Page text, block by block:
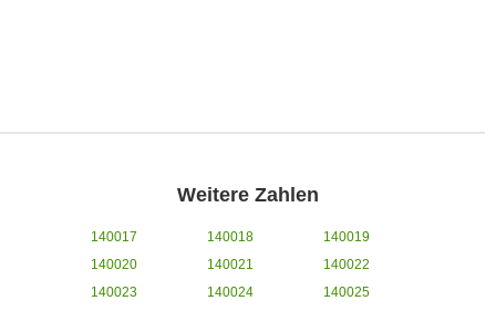
Weitere Zahlen
140017 140018
140019
140020
140021
140022
140023
140024
140025